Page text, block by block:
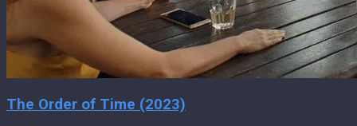
The Order of Time (2023)